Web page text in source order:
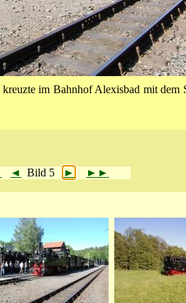
kreuzte im Bahnhof Alexisbad mit dem
◄ Bild 5 ► ►►